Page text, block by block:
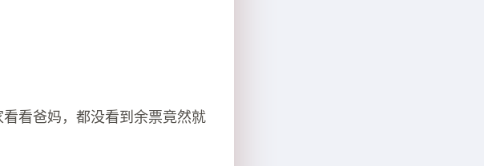
看爸妈，都没看到余票竟然就